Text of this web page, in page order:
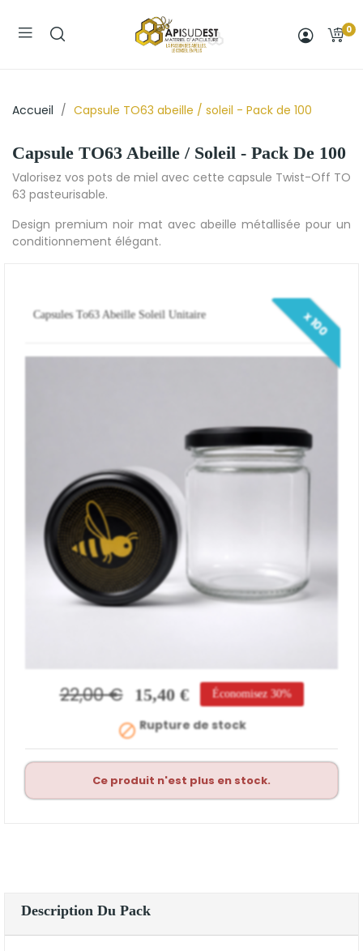
0
Accueil Capsule TO63 abeille / soleil - Pack de 100
Capsule TO63 Abeille / Soleil - Pack De 100
Valorisez vos pots de miel avec cette capsule Twist-Off TO
63 pasteurisable.
Design premium noir mat avec abeille métallisée pour un
conditionnement élégant.
x 100
Capsules To63 Abeille Soleil Unitaire
22,00 € 15,40 € Économisez 30%
 Rupture de stock
Ce produit n'est plus en stock.
Description Du Pack